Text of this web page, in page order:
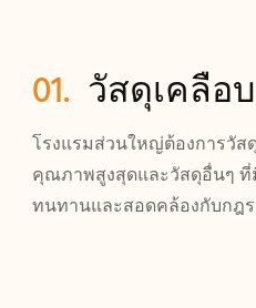
01. วัสดุเคลือ
โรงแรมส่วนใหญ่ต้องการวัส
คุณภาพสูงสุดและวัสดุอื่นๆ ที่
ทนทานและสอดคล้องกับกฎ